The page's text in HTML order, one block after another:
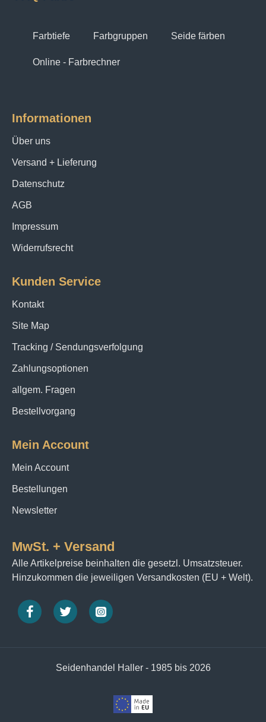
Farbtiefe Farbgruppen Seide färben
Online - Farbrechner
Informationen
Über uns
Versand + Lieferung
Datenschutz
AGB
Impressum
Widerrufsrecht
Kunden Service
Kontakt
Site Map
Tracking / Sendungsverfolgung
Zahlungsoptionen
allgem. Fragen
Bestellvorgang
Mein Account
Mein Account
Bestellungen
Newsletter
MwSt. + Versand
Alle Artikelpreise beinhalten die gesetzl. Umsatzsteuer.
Hinzukommen die jeweiligen Versandkosten (EU + Welt).
Seidenhandel Haller - 1985 bis 2026